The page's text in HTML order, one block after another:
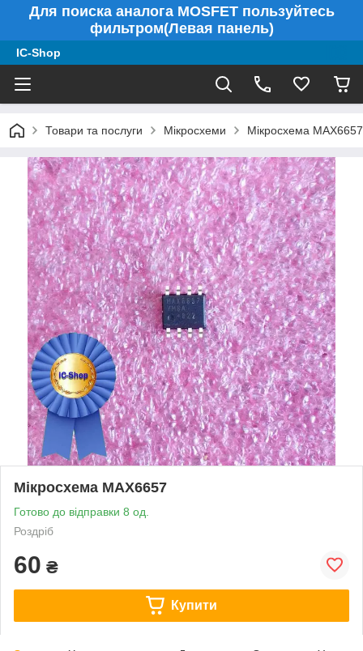
Для поиска аналога MOSFET пользуйтесь
фильтром(Левая панель)
IC-Shop
Товари та послуги Мікросхеми Мікросхема MAX6657
Мікросхема MAX6657
Готово до відправки 8 од.
Роздріб
60 ₴
Купити